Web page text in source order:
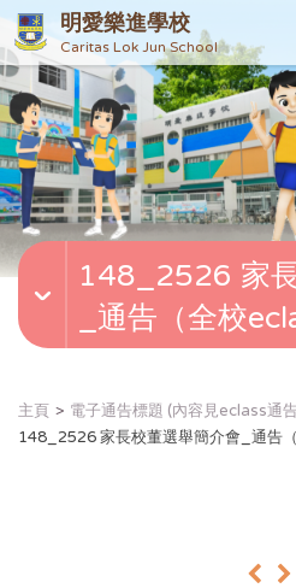
明愛樂進學校
Caritas Lok Jun School
148_2526 家
_通告（全校
主頁
電子通告標題 (內容見eclass通
148_2526 家長校董選舉簡介會_通告
« »